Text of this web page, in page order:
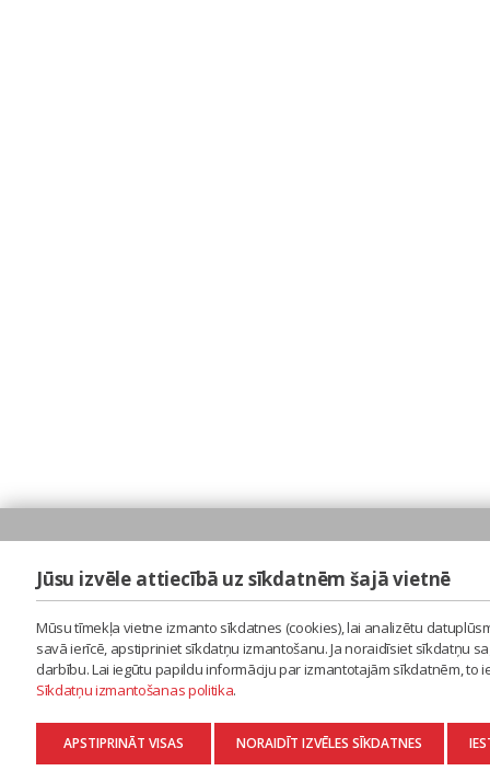
Jūsu izvēle attiecībā uz sīkdatnēm šajā vietnē
Mūsu tīmekļa vietne izmanto sīkdatnes (cookies), lai analizētu
savā ierīcē, apstipriniet sīkdatņu izmantošanu. Ja noraidīsiet sīkdatņu
darbību. Lai iegūtu papildu informāciju par izmantotajām sīkdatnēm,
Sīkdatņu izmantošanas politika.
APSTIPRINĀT VISAS NORAIDĪT IZVĒLES SĪKDATNES